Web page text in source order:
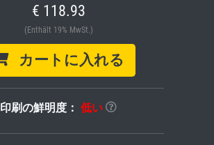
€ 118.93
(Enthält 19% MwSt.)
カートに入れる
印刷の鮮明度： 低い